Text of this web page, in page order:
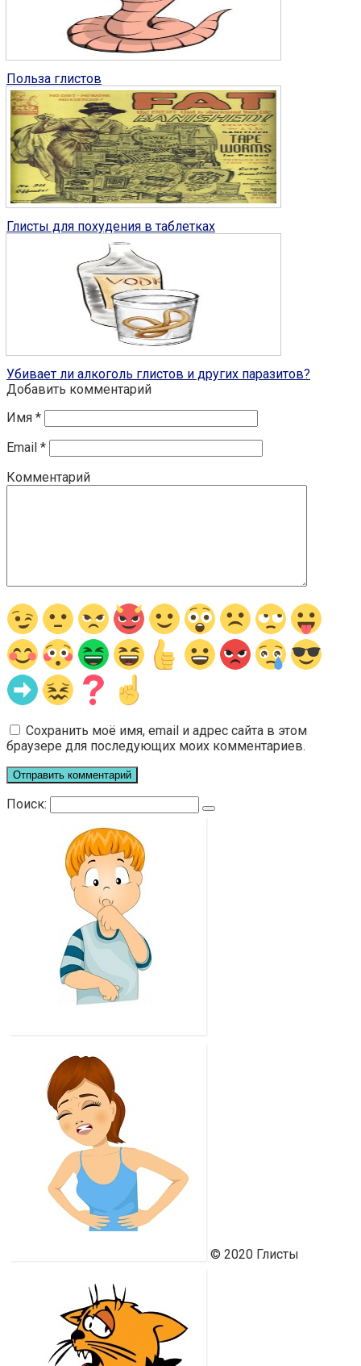
Глисты у человека 0
Польза глистов
Глисты у человека 7
Глисты для похудения в таблетках
Глисты у человека 7
Убивает ли алкоголь глистов и других паразитов?
Добавить комментарий
Имя *
Email *
Комментарий
Сохранить моё имя, email и адрес сайта в этом
браузере для последующих моих комментариев.
Поиск:
© 2020 Глисты